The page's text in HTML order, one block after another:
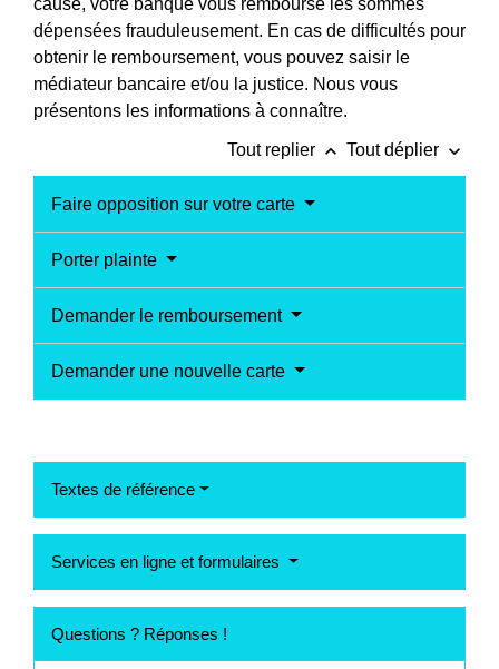
dépensées frauduleusement. En cas de difficultés pour
obtenir le remboursement, vous pouvez saisir le
médiateur bancaire et/ou la justice. Nous vous
présentons les informations à connaître.
Tout replier keyboard_arrow_up Tout déplier keyboard_arrow_down
Faire opposition sur votre carte
Porter plainte
Demander le remboursement
Demander une nouvelle carte
Textes de référence
Services en ligne et formulaires
Questions ? Réponses !